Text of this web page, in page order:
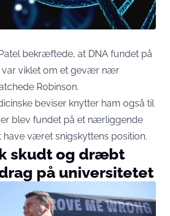
bekræftede, at DNA fundet på
viklet om et gevær nær
Robinson.
beviser knytter ham også til
blev fundet på et nærliggende
have været snigskyttens position.
skudt og dræbt
på universitetet